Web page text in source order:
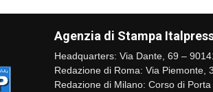
Agenzia di Stampa
Headquarters: Via Dante, 69 –
Redazione di Roma: Via Piemonte,
Redazione di Milano: Corso di